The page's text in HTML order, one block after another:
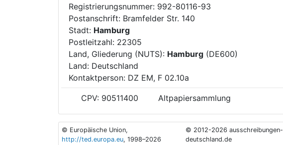
Registrierungsnummer: 992-80116-93
Postanschrift: Bramfelder Str. 140
Stadt: Hamburg
Postleitzahl: 22305
Land, Gliederung (NUTS): Hamburg (DE600)
Land: Deutschland
Kontaktperson: DZ EM, F 02.10a
CPV: 90511400 Altpapiersammlung
© Europäische Union,
http://ted.europa.eu, 1998–2026
© 2012-2026 ausschreibungen-
deutschland.de